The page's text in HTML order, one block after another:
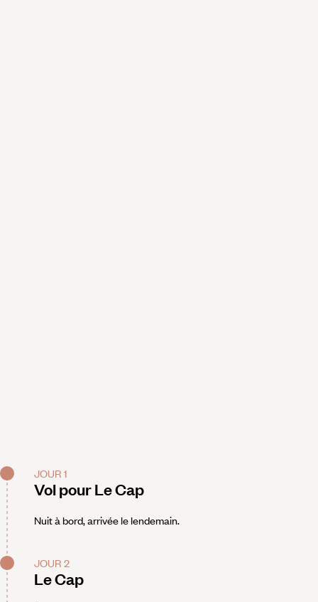
JOUR 1
Vol pour Le Cap
Nuit à bord, arrivée le lendemain.
JOUR 2
Le Cap